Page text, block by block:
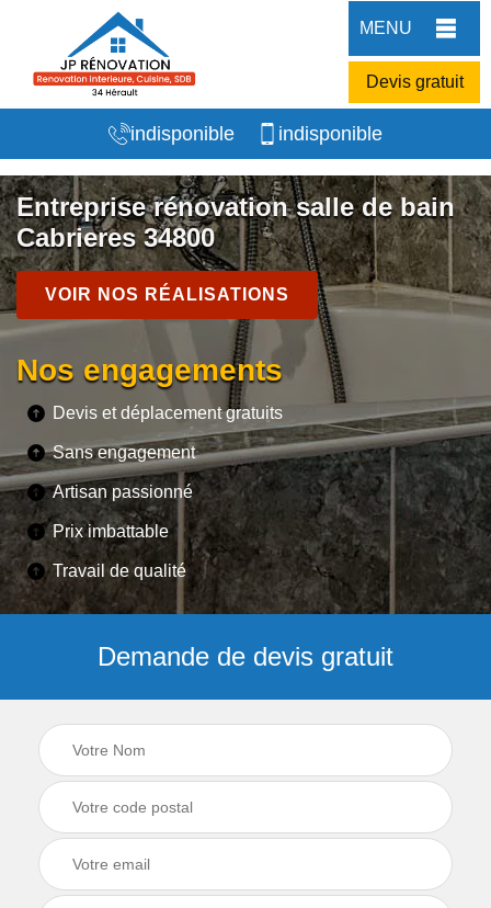
MENU
Devis gratuit
indisponible indisponible
Entreprise rénovation salle de bain
Cabrieres 34800
VOIR NOS RÉALISATIONS
Nos engagements
Devis et déplacement gratuits
Sans engagement
Artisan passionné
Prix imbattable
Travail de qualité
Demande de devis gratuit